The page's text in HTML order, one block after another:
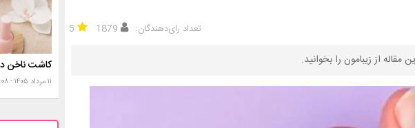
5 تعداد رای‌دهندگان: 1879
از زیبامون را بخوانید.
۱۱ مرداد ۱۴۰۵ - ۱۱:۰۸